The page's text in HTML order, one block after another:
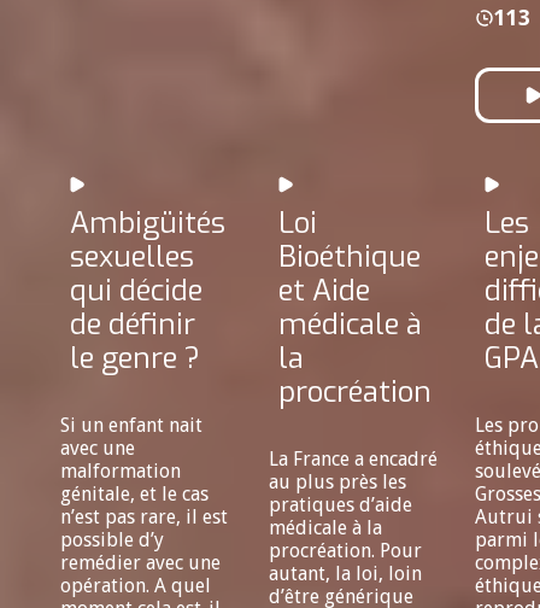
113
Ambigüités
sexuelles
qui décide
de définir
le genre ?
Si un enfant nait
avec une
malformation
génitale, et le cas
n’est pas rare, il est
possible d’y
remédier avec une
opération. A quel
Loi
Bioéthique
et Aide
médicale à
la
procréation
La France a encadré
au plus près les
pratiques d’aide
médicale à la
procréation. Pour
autant, la loi, loin
d’être générique
Les
de
GPA
Les
Autrui
parmi